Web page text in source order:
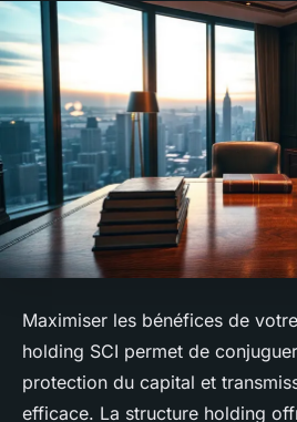
Maximiser les bénéfices de
holding SCI permet de
protection du capital et
efficace. La structure holding